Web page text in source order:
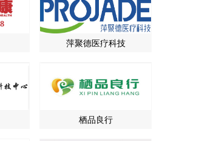
萍聚德医疗科技
栖品良行